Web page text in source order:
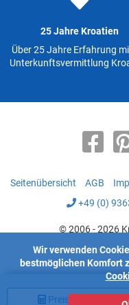
Preis
25 Jahre Kroatien
Über 25 Jahre Erfahrung
Unterkunftsvermittlung
Seitenübersicht AGB
+49 (0)
© 2006 - 2026
Wir verwenden
bestmöglichen Komfort